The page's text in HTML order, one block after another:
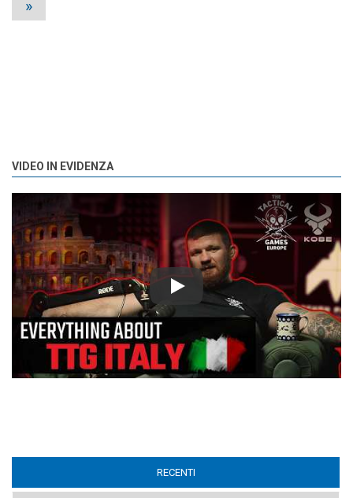
»
VIDEO IN EVIDENZA
Play
RECENTI